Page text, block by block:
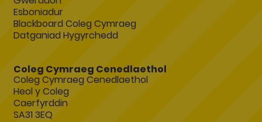
Esboniadur
Blackboard Coleg Cymraeg
Datganiad Hygyrchedd
Coleg Cymraeg Cenedlaethol
Coleg Cymraeg Cenedlaethol
Heol y Coleg
Caerfyrddin
SA31 3EQ